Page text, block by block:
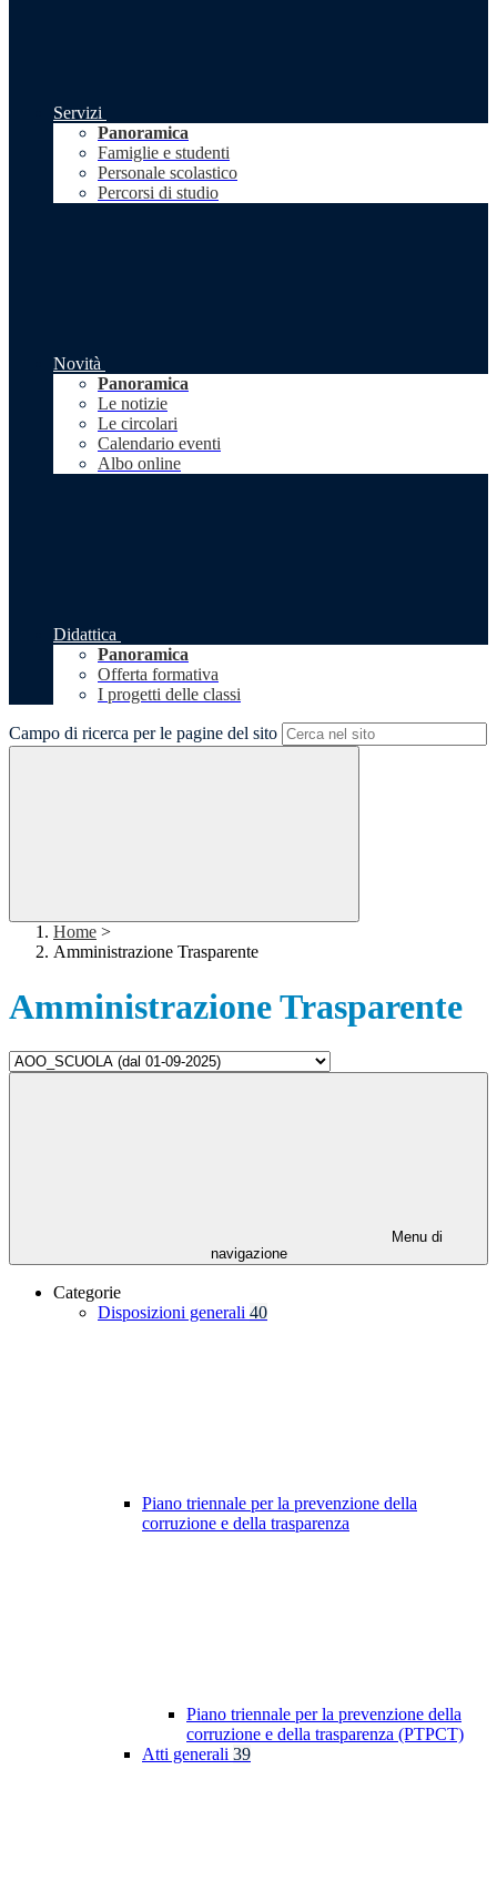
Servizi
Panoramica
Famiglie e studenti
Personale scolastico
Percorsi di studio
Novità
Panoramica
Le notizie
Le circolari
Calendario eventi
Albo online
Didattica
Panoramica
Offerta formativa
I progetti delle classi
Campo di ricerca per le pagine del sito
Home >
Amministrazione Trasparente
Amministrazione Trasparente
Menu di
navigazione
Categorie
Disposizioni generali 40
Piano triennale per la prevenzione della
corruzione e della trasparenza
Piano triennale per la prevenzione della
corruzione e della trasparenza (PTPCT)
Atti generali 39